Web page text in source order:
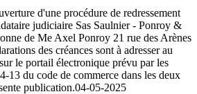
d'une procédure de redressement
judiciaire Sas Saulnier - Ponroy &
de Me Axel Ponroy 21 rue des Arènes
des créances sont à adresser au
le portail électronique prévu par les
13 du code de commerce dans les deux
publication.04-05-2025